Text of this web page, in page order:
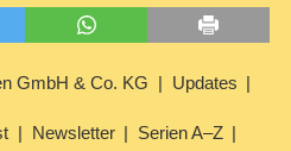
GmbH & Co. KG Updates
Newsletter Serien A–Z